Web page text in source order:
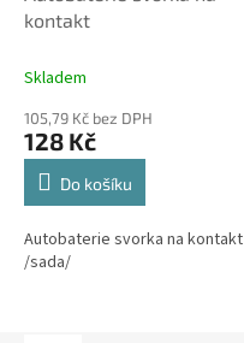
kontakt
Skladem
105,79 Kč bez DPH
128 Kč
Do košíku
Autobaterie svorka na kontakt
/sada/